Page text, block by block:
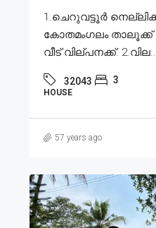
1.ചെറുവട്ടൂർ
കോതമംഗലം താലൂക്ക്
വീട് വില്പനക്ക്.
32043 3
HOUSE
57 years ago